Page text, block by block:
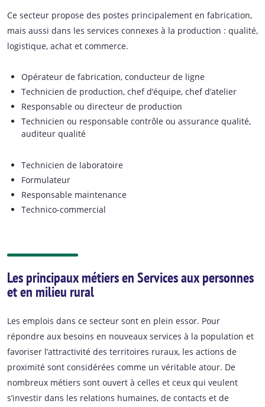
Ce secteur propose des postes principalement en fabrication,
mais aussi dans les services connexes à la production : qualité,
logistique, achat et commerce.
Opérateur de fabrication, conducteur de ligne
Technicien de production, chef d’équipe, chef d’atelier
Responsable ou directeur de production
Technicien ou responsable contrôle ou assurance qualité,
auditeur qualité
Technicien de laboratoire
Formulateur
Responsable maintenance
Technico-commercial
Les principaux métiers en Services aux personnes
et en milieu rural
Les emplois dans ce secteur sont en plein essor. Pour
répondre aux besoins en nouveaux services à la population et
favoriser l’attractivité des territoires ruraux, les actions de
proximité sont considérées comme un véritable atour. De
nombreux métiers sont ouvert à celles et ceux qui veulent
s’investir dans les relations humaines, de contacts et de